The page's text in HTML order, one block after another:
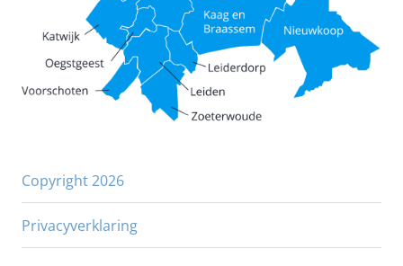
Copyright 2026
Privacyverklaring